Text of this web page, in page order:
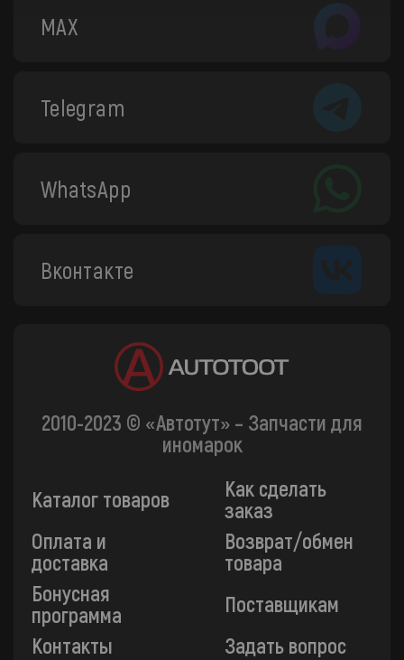
MAX
Telegram
WhatsApp
Вконтакте
2010-2023 © «Автотут» – Запчасти для
иномарок
Каталог товаров
Как сделать
заказ
Оплата и
доставка
Возврат/обмен
товара
Бонусная
программа
Поставщикам
Контакты
Задать вопрос